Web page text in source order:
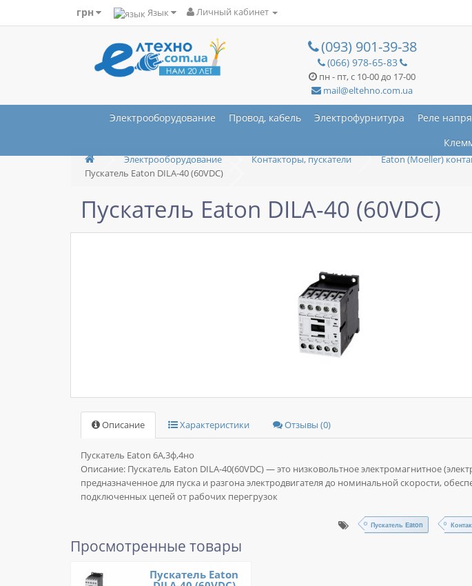
грн Язык Личный кабинет
(093) 901-39-38
(066) 978-65-83
пн - пт, с 10-00 до 17-00
mail@eltehno.com.ua
Электрооборудование Провод, кабель Электрофурнитура Реле
Электрооборудование Контакторы, пускатели Eaton (Moeller)
Пускатель Eaton DILA-40 (60VDC)
Пускатель Eaton DILA-40 (60VDC)
Описание Характеристики Отзывы (0)
Пускатель Eaton 6А,3ф,4но
Описание: Пускатель Eaton DILA-40(60VDC) — это низковольтное электромагнитное
предназначенное для пуска и разгона электродвигателя до номинальной скорости,
подключенных цепей от рабочих перегрузок
Пускатель Eaton
Просмотренные товары
Пускатель Eaton